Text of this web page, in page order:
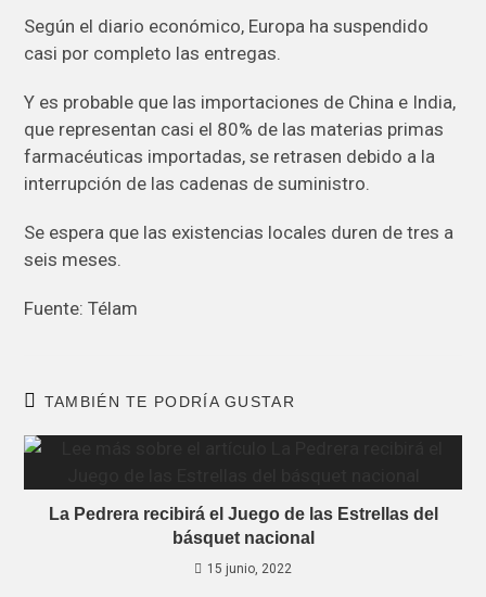
Según el diario económico, Europa ha suspendido
casi por completo las entregas.
Y es probable que las importaciones de China e India,
que representan casi el 80% de las materias primas
farmacéuticas importadas, se retrasen debido a la
interrupción de las cadenas de suministro.
Se espera que las existencias locales duren de tres a
seis meses.
Fuente: Télam
TAMBIÉN TE PODRÍA GUSTAR
La Pedrera recibirá el Juego de las Estrellas del
básquet nacional
15 junio, 2022